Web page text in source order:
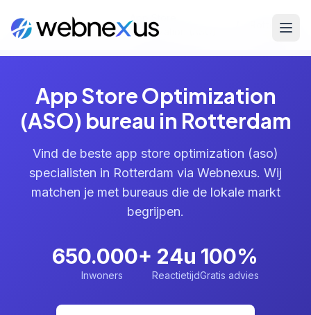
Home / Diensten /
App Store
Optimization (ASO)
Rotterdam
App Store Optimization
(ASO) bureau in Rotterdam
Vind de beste app store optimization (aso)
specialisten in Rotterdam via Webnexus. Wij
matchen je met bureaus die de lokale markt
begrijpen.
650.000+
Inwoners
24u
Reactietijd
100%
Gratis advies